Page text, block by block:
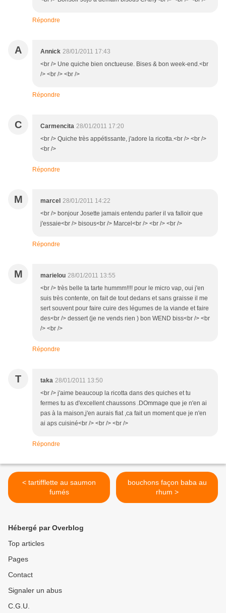
Répondre
A Annick 28/01/2011 17:43
<br /> Une quiche bien onctueuse. Bises & bon week-end.<br
/> <br /> <br />
Répondre
C Carmencita 28/01/2011 17:20
<br /> Quiche très appétissante, j'adore la ricotta.<br /> <br />
<br />
Répondre
M marcel 28/01/2011 14:22
<br /> bonjour Josette jamais entendu parler il va falloir que
j'essaie<br /> bisous<br /> Marcel<br /> <br /> <br />
Répondre
M marielou 28/01/2011 13:55
<br /> très belle ta tarte hummm!!!! pour le micro vap, oui j'en
suis très contente, on fait de tout dedans et sans graisse il me
sert souvent pour faire cuire des légumes de la viande et faire
des<br /> dessert (je ne vends rien ) bon WEND biss<br /> <br
/> <br />
Répondre
T taka 28/01/2011 13:50
<br /> j'aime beaucoup la ricotta dans des quiches et tu
fermes tu as d'excellent chaussons .DOmmage que je n'en ai
pas à la maison,j'en aurais fiat ,ca fait un moment que je n'en
ai aps cuisiné<br /> <br /> <br />
Répondre
< tartifflette au saumon
fumés
bouchons façon baba au
rhum >
Hébergé par Overblog
Top articles
Pages
Contact
Signaler un abus
C.G.U.